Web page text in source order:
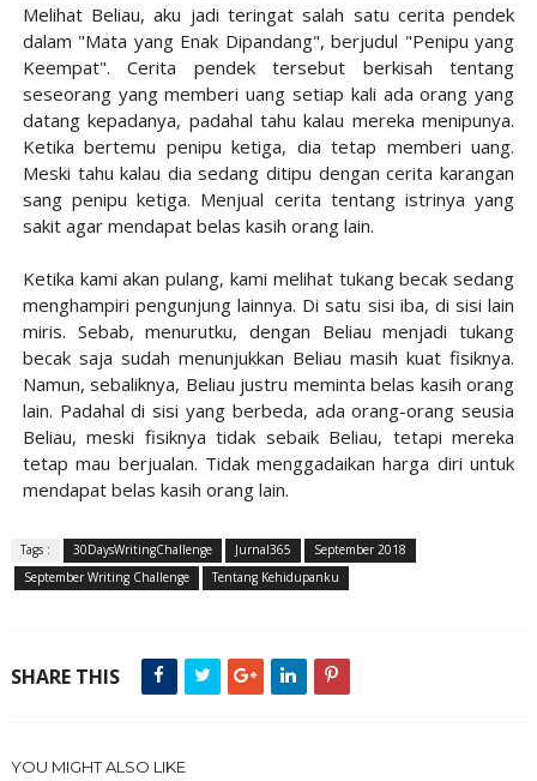
Melihat Beliau, aku jadi teringat salah satu cerita pendek
dalam "Mata yang Enak Dipandang", berjudul "Penipu yang
Keempat". Cerita pendek tersebut berkisah tentang
seseorang yang memberi uang setiap kali ada orang yang
datang kepadanya, padahal tahu kalau mereka menipunya.
Ketika bertemu penipu ketiga, dia tetap memberi uang.
Meski tahu kalau dia sedang ditipu dengan cerita karangan
sang penipu ketiga. Menjual cerita tentang istrinya yang
sakit agar mendapat belas kasih orang lain.
Ketika kami akan pulang, kami melihat tukang becak sedang
menghampiri pengunjung lainnya. Di satu sisi iba, di sisi lain
miris. Sebab, menurutku, dengan Beliau menjadi tukang
becak saja sudah menunjukkan Beliau masih kuat fisiknya.
Namun, sebaliknya, Beliau justru meminta belas kasih orang
lain. Padahal di sisi yang berbeda, ada orang-orang seusia
Beliau, meski fisiknya tidak sebaik Beliau, tetapi mereka
tetap mau berjualan. Tidak menggadaikan harga diri untuk
mendapat belas kasih orang lain.
Tags : 30DaysWritingChallenge Jurnal365
September 2018
September Writing Challenge
Tentang Kehidupanku
SHARE THIS
YOU MIGHT ALSO LIKE